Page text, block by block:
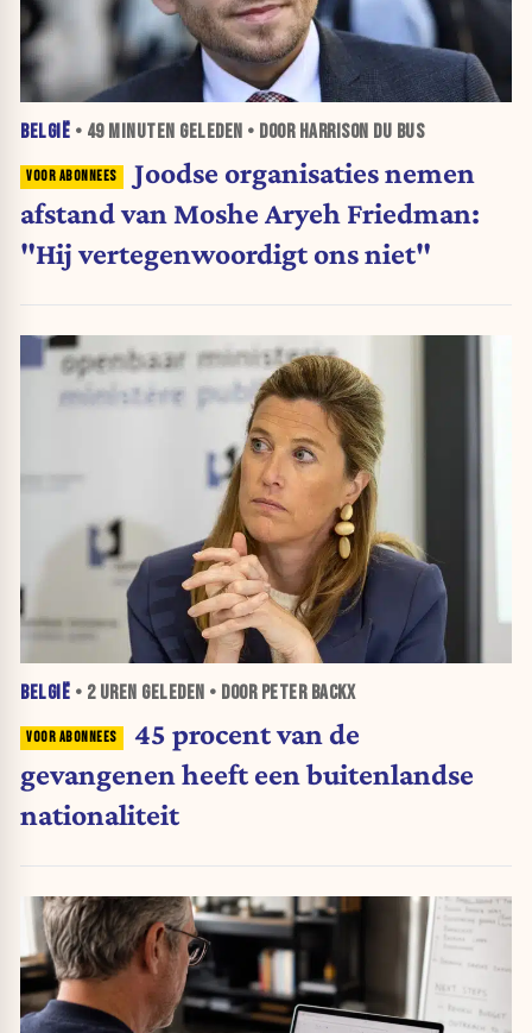
BELGIË • 49 MINUTEN GELEDEN • DOOR HARRISON DU BUS
Joodse organisaties nemen
afstand van Moshe Aryeh Friedman:
"Hij vertegenwoordigt ons niet"
BELGIË • 2 UREN GELEDEN • DOOR PETER BACKX
45 procent van de
gevangenen heeft een buitenlandse
nationaliteit